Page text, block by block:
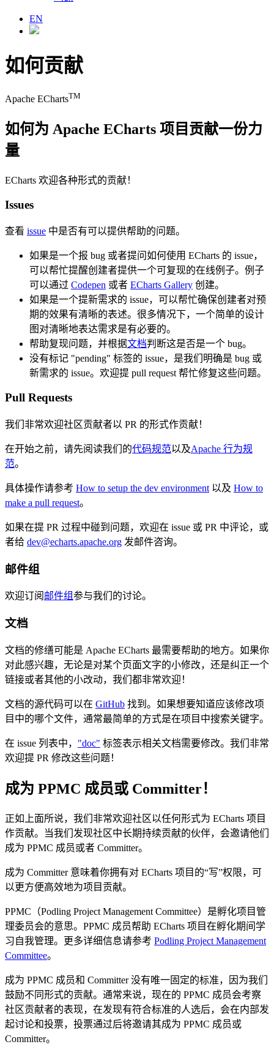
EN
如何贡献
Apache EChartsTM
如何为 Apache ECharts 项目贡献一份力
量
ECharts 欢迎各种形式的贡献！
Issues
查看 issue 中是否有可以提供帮助的问题。
如果是一个报 bug 或者提问如何使用 ECharts 的 issue，
可以帮忙提醒创建者提供一个可复现的在线例子。例子
可以通过 Codepen 或者 ECharts Gallery 创建。
如果是一个提新需求的 issue，可以帮忙确保创建者对预
期的效果有清晰的表述。很多情况下，一个简单的设计
图对清晰地表达需求是有必要的。
帮助复现问题，并根据文档判断这是否是一个 bug。
没有标记 "pending" 标签的 issue，是我们明确是 bug 或
新需求的 issue。欢迎提 pull request 帮忙修复这些问题。
Pull Requests
我们非常欢迎社区贡献者以 PR 的形式作贡献！
在开始之前，请先阅读我们的代码规范以及Apache 行为规
范。
具体操作请参考 How to setup the dev environment 以及 How to
make a pull request。
如果在提 PR 过程中碰到问题，欢迎在 issue 或 PR 中评论，或
者给 dev@echarts.apache.org 发邮件咨询。
邮件组
欢迎订阅 邮件组参与我们的讨论。
文档
文档的修缮可能是 Apache ECharts 最需要帮助的地方。如果你
对此感兴趣，无论是对某个页面文字的小修改，还是纠正一个
链接或者其他的小改动，我们都非常欢迎！
文档的源代码可以在 GitHub 找到。如果想要知道应该修改项
目中的哪个文件，通常最简单的方式是在项目中搜索关键字。
在 issue 列表中， "doc" 标签表示相关文档需要修改。我们非常
欢迎提 PR 修改这些问题！
成为 PPMC 成员或 Committer！
正如上面所说，我们非常欢迎社区以任何形式为 ECharts 项目
作贡献。当我们发现社区中长期持续贡献的伙伴，会邀请他们
成为 PPMC 成员或者 Committer。
成为 Committer 意味着你拥有对 ECharts 项目的“写”权限，可
以更方便高效地为项目贡献。
PPMC（Podling Project Management Committee）是孵化项目管
理委员会的意思。PPMC 成员帮助 ECharts 项目在孵化期间学
习自我管理。更多详细信息请参考 Podling Project Management
Committee。
成为 PPMC 成员和 Committer 没有唯一固定的标准，因为我们
鼓励不同形式的贡献。通常来说，现在的 PPMC 成员会考察
社区贡献者的表现，在发现有符合标准的人选后，会在内部发
起讨论和投票，投票通过后将邀请其成为 PPMC 成员或
Committer。